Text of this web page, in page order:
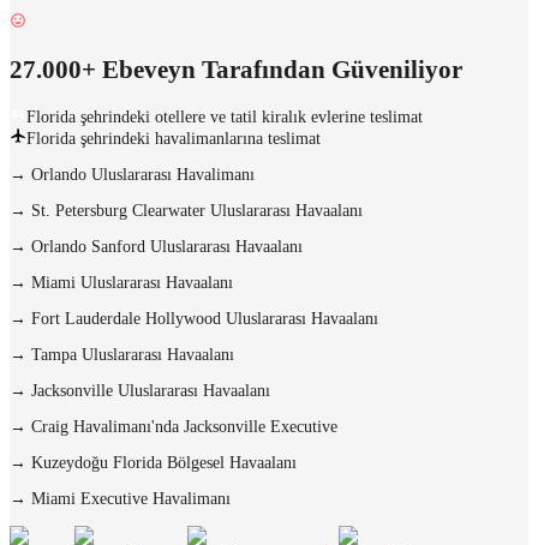
27.000+ Ebeveyn Tarafından Güveniliyor
Florida şehrindeki otellere ve tatil kiralık evlerine teslimat
Florida şehrindeki havalimanlarına teslimat
→ Orlando Uluslararası Havalimanı
→ St. Petersburg Clearwater Uluslararası Havaalanı
→ Orlando Sanford Uluslararası Havaalanı
→ Miami Uluslararası Havaalanı
→ Fort Lauderdale Hollywood Uluslararası Havaalanı
→ Tampa Uluslararası Havaalanı
→ Jacksonville Uluslararası Havaalanı
→ Craig Havalimanı'nda Jacksonville Executive
→ Kuzeydoğu Florida Bölgesel Havaalanı
→ Miami Executive Havalimanı